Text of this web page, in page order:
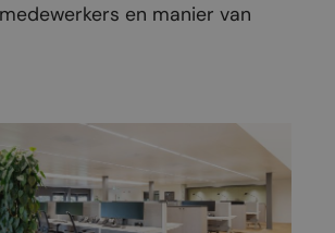
en manier van